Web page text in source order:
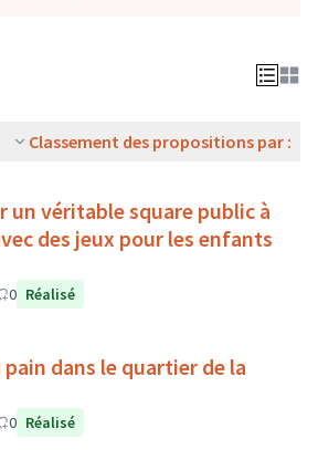
Classement des propositions par :
un véritable square public à
des jeux pour les enfants
0 Réalisé
dans le quartier de la
0 Réalisé